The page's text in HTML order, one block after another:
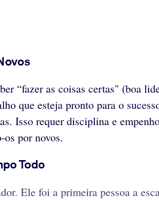
“fazer as coisas certas" (boa
que esteja pronto para o
Isso requer disciplina e
por novos.
Todo
Ele foi a primeira pessoa a